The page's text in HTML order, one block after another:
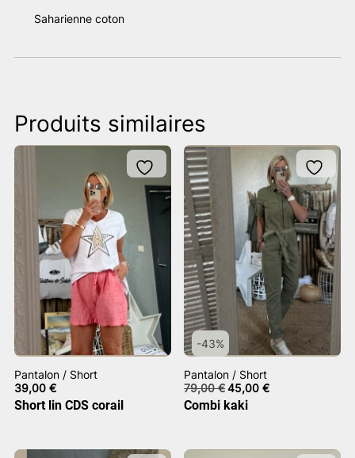
Saharienne coton
Produits similaires
Pantalon / Short
39,00 €
Short lin CDS corail
-43%
Pantalon / Short
79,00€Le
prix
initial
45,00€Le
Combi kaki